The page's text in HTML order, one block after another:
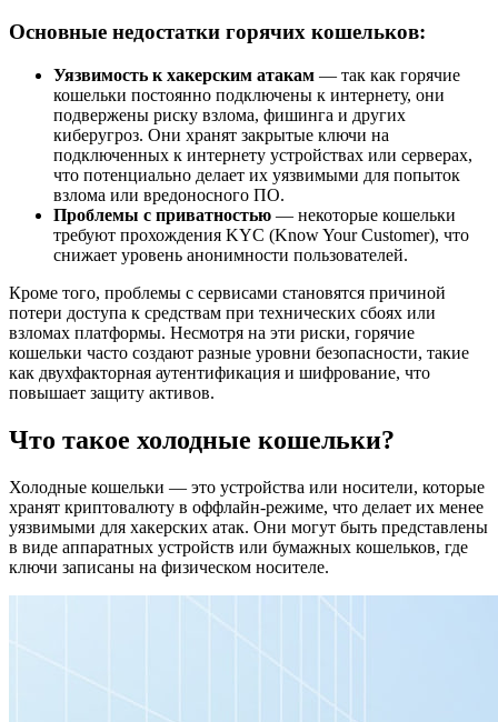
Основные недостатки горячих кошельков:
Уязвимость к хакерским атакам — так как горячие
кошельки постоянно подключены к интернету, они
подвержены риску взлома, фишинга и других
киберугроз. Они хранят закрытые ключи на
подключенных к интернету устройствах или серверах,
что потенциально делает их уязвимыми для попыток
взлома или вредоносного ПО.
Проблемы с приватностью — некоторые кошельки
требуют прохождения KYC (Know Your Customer), что
снижает уровень анонимности пользователей.
Кроме того, проблемы с сервисами становятся причиной
потери доступа к средствам при технических сбоях или
взломах платформы. Несмотря на эти риски, горячие
кошельки часто создают разные уровни безопасности, такие
как двухфакторная аутентификация и шифрование, что
повышает защиту активов.
Что такое холодные кошельки?
Холодные кошельки — это устройства или носители, которые
хранят криптовалюту в оффлайн-режиме, что делает их менее
уязвимыми для хакерских атак. Они могут быть представлены
в виде аппаратных устройств или бумажных кошельков, где
ключи записаны на физическом носителе.